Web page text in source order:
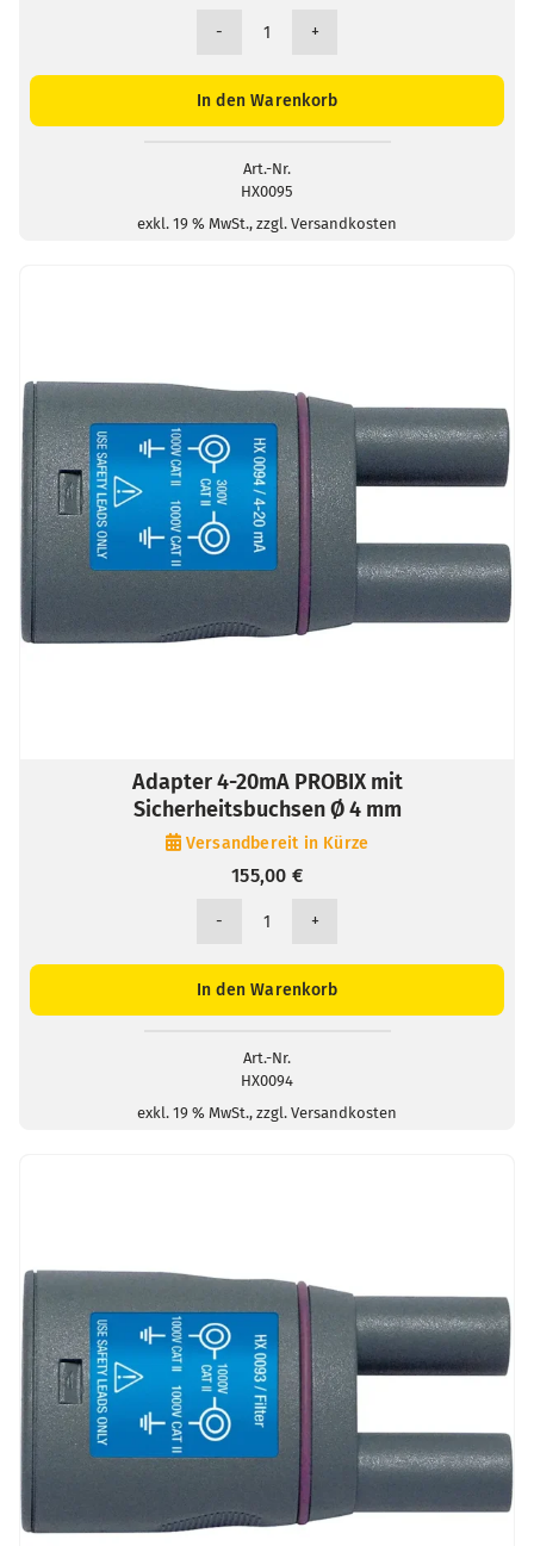
Adapter
PROBIX
Ø
4
mm
In den Warenkorb
Art.-Nr.
HX0095
exkl. 19 % MwSt., zzgl. Versandkosten
Adapter 4-20mA PROBIX mit
Sicherheitsbuchsen Ø 4 mm
Versandbereit in Kürze
155,00 €
Adapter
20mA
Sicherheitsbuchsen
Ø
4
In den Warenkorb
Art.-Nr.
HX0094
exkl. 19 % MwSt., zzgl. Versandkosten